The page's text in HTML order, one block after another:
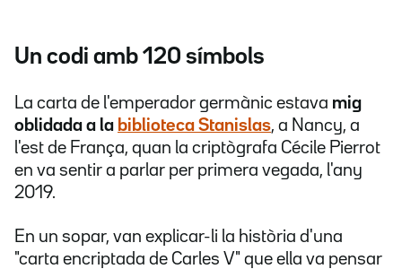
Un codi amb 120 símbols
La carta de l'emperador germànic estava mig
oblidada a la biblioteca Stanislas, a Nancy, a
l'est de França, quan la criptògrafa Cécile Pierrot
en va sentir a parlar per primera vegada, l'any
2019.
En un sopar, van explicar-li la història d'una
"carta encriptada de Carles V" que ella va pensar